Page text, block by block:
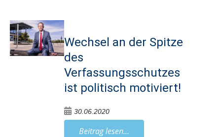
Wechsel an der Spitze
des
Verfassungsschutzes
ist politisch motiviert!
30.06.2020
Beitrag lesen...